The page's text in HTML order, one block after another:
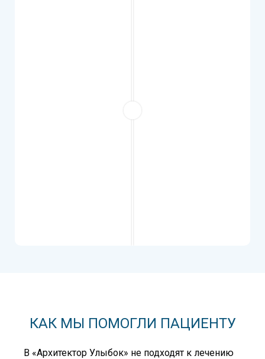
КАК МЫ ПОМОГЛИ ПАЦИЕНТУ
В «Архитектор Улыбок» не подходят к лечению